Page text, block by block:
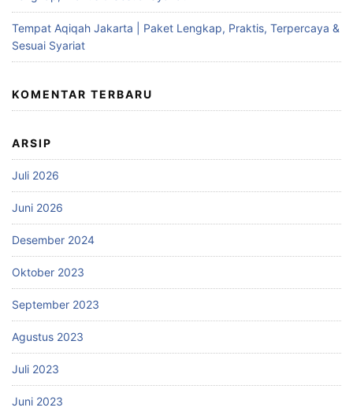
Tempat Aqiqah Jakarta | Paket Lengkap, Praktis, Terpercaya &
Sesuai Syariat
KOMENTAR TERBARU
ARSIP
Juli 2026
Juni 2026
Desember 2024
Oktober 2023
September 2023
Agustus 2023
Juli 2023
Juni 2023